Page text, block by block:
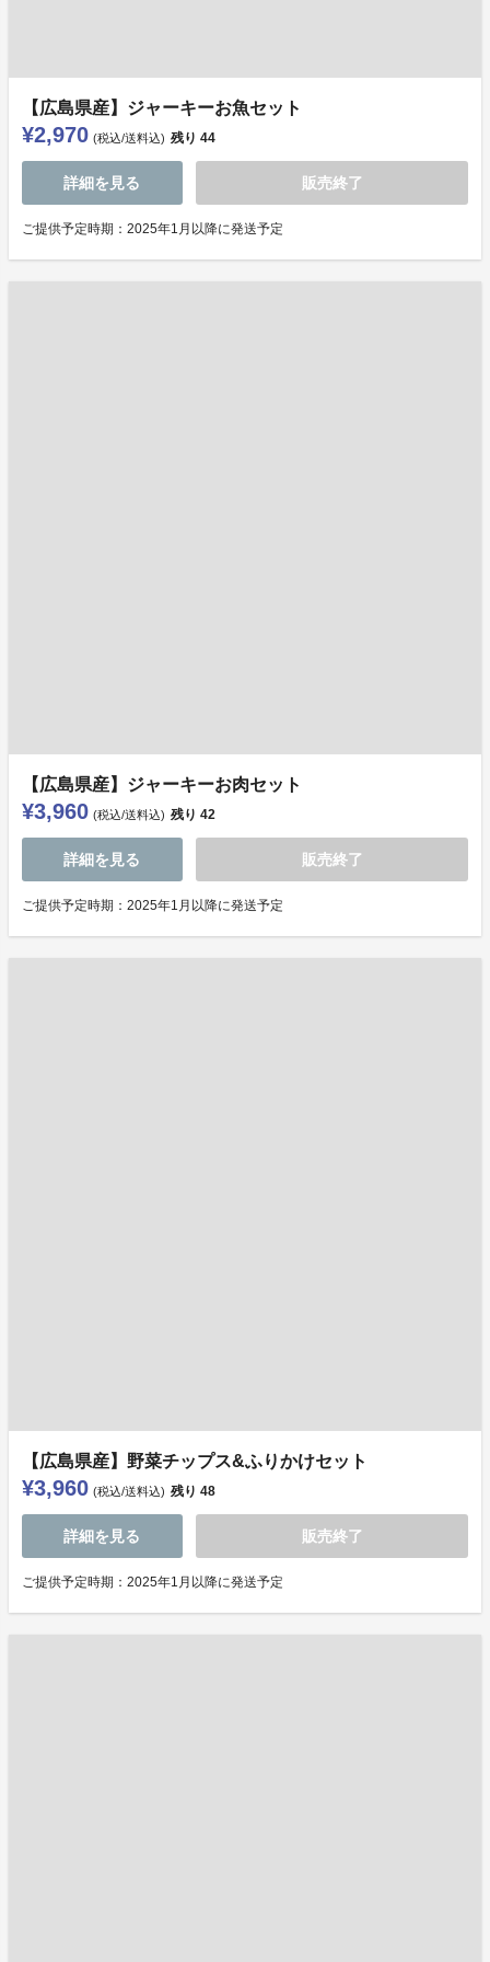
【広島県産】ジャーキーお魚セット
¥2,970 (税込/送料込) 残り 44
詳細を見る 販売終了
ご提供予定時期：2025年1月以降に発送予定
【広島県産】ジャーキーお肉セット
¥3,960 (税込/送料込) 残り 42
詳細を見る 販売終了
ご提供予定時期：2025年1月以降に発送予定
【広島県産】野菜チップス&ふりかけセット
¥3,960 (税込/送料込) 残り 48
詳細を見る 販売終了
ご提供予定時期：2025年1月以降に発送予定